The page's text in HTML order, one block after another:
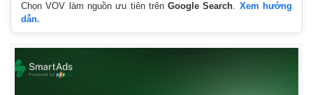
Chọn VOV làm nguồn ưu tiên trênGoogle Search. Xem hướng
dẫn.